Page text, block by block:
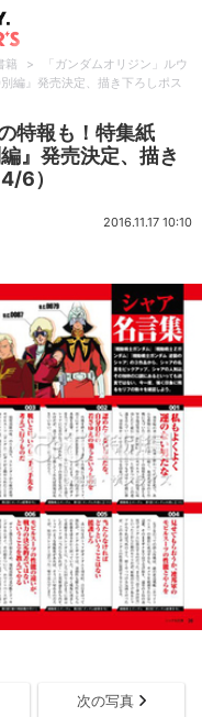
籍 >
「ガンダムオリジン」ルウ
編』発売決定、描き下ろしポス
特報も！特集紙
』発売決定、描き
6）
2016.11.17 10:10
次の写真